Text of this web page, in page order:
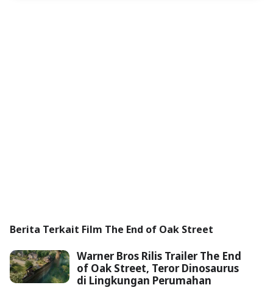
Berita Terkait Film The End of Oak Street
Warner Bros Rilis Trailer The End
of Oak Street, Teror Dinosaurus
di Lingkungan Perumahan